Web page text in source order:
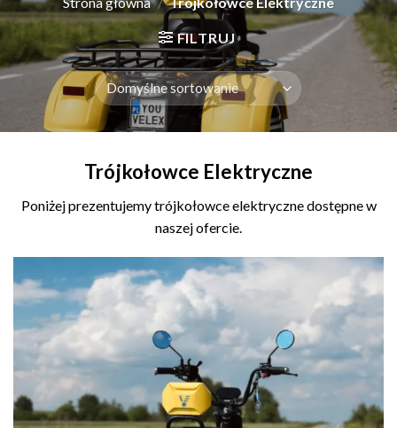
FILTRUJ
Trójkołowce Elektryczne
Poniżej prezentujemy trójkołowce elektryczne dostępne w
naszej ofercie.